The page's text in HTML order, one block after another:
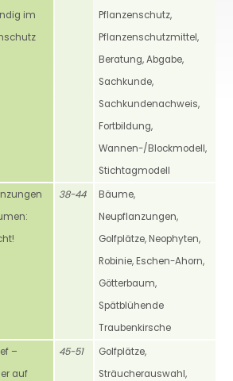
im
Pflanzenschutz,
Pflanzenschutzmittel,
Beratung, Abgabe,
Sachkunde,
Sachkundenachweis,
Fortbildung,
Wannen-/Blockmodell,
Stichtagmodell
38-44
Bäume,
Neupflanzungen,
Golfplätze, Neophyten,
Robinie, Eschen-Ahorn,
Götterbaum,
Spätblühende
Traubenkirsche
–
auf
45-51
Golfplätze,
Sträucherauswahl,